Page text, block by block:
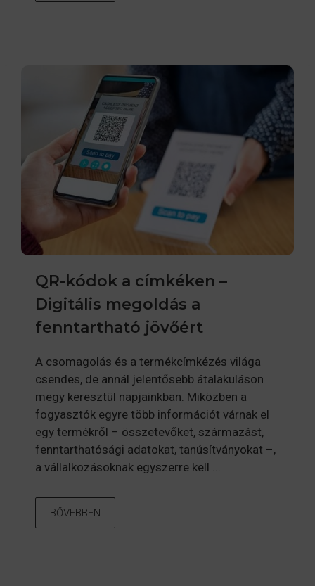
QR-kódok a címkéken –
Digitális megoldás a
fenntartható jövőért
A csomagolás és a termékcímkézés világa
csendes, de annál jelentősebb átalakuláson
megy keresztül napjainkban. Miközben a
fogyasztók egyre több információt várnak el
egy termékről – összetevőket, származást,
fenntarthatósági adatokat, tanúsítványokat –,
a vállalkozásoknak egyszerre kell ...
BŐVEBBEN